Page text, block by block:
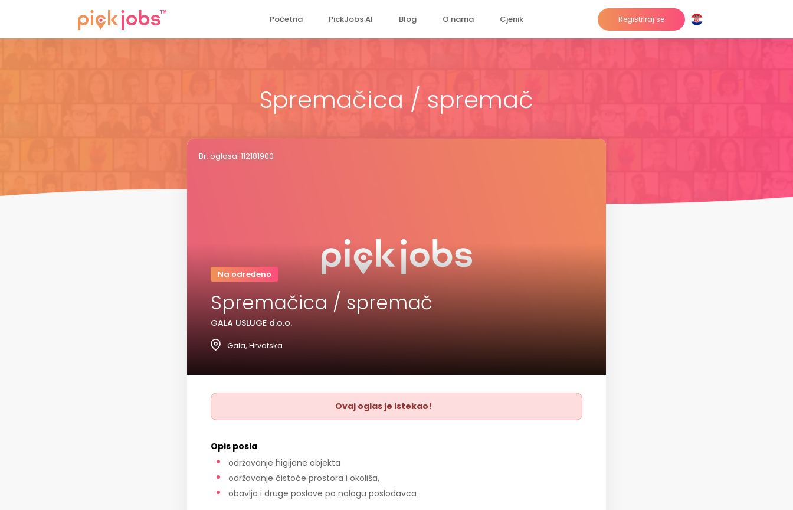
Početna PickJobs AI Blog O nama Cjenik Registriraj se
Spremačica / spremač
Br. oglasa: 112181900
Na određeno
Spremačica / spremač
GALA USLUGE d.o.o.
Gala, Hrvatska
Ovaj oglas je istekao!
Opis posla
održavanje higijene objekta
održavanje čistoće prostora i okoliša,
obavlja i druge poslove po nalogu poslodavca